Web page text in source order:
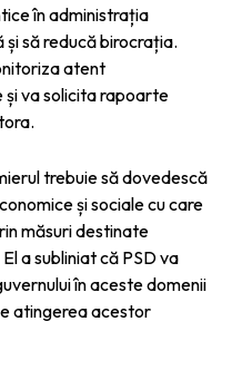
în administrația
să reducă birocrația.
atent
va solicita rapoarte
trebuie să dovedescă
și sociale cu care
măsuri destinate
a subliniat că PSD va
în aceste domenii
atingerea acestor